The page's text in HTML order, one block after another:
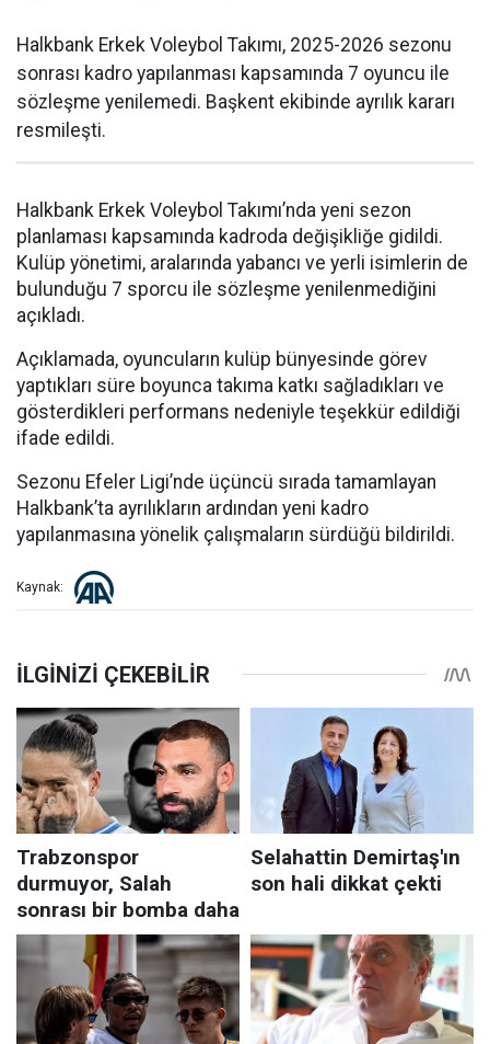
Halkbank Erkek Voleybol Takımı, 2025-2026 sezonu
sonrası kadro yapılanması kapsamında 7 oyuncu ile
sözleşme yenilemedi. Başkent ekibinde ayrılık kararı
resmileşti.
Halkbank Erkek Voleybol Takımı’nda yeni sezon
planlaması kapsamında kadroda değişikliğe gidildi.
Kulüp yönetimi, aralarında yabancı ve yerli isimlerin de
bulunduğu 7 sporcu ile sözleşme yenilenmediğini
açıkladı.
Açıklamada, oyuncuların kulüp bünyesinde görev
yaptıkları süre boyunca takıma katkı sağladıkları ve
gösterdikleri performans nedeniyle teşekkür edildiği
ifade edildi.
Sezonu Efeler Ligi’nde üçüncü sırada tamamlayan
Halkbank’ta ayrılıkların ardından yeni kadro
yapılanmasına yönelik çalışmaların sürdüğü bildirildi.
Kaynak: